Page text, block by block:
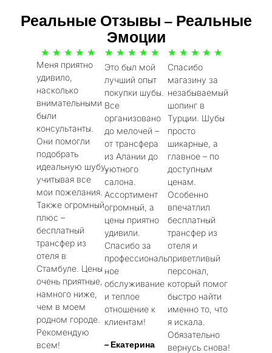
Реальные Отзывы – Реальные
Эмоции
★ ★ ★ ★ ★
Меня приятно
удивило,
насколько
внимательными
были
консультанты.
Они помогли
подобрать
идеальную шубу,
учитывая все
мои пожелания.
Также огромный
плюс –
бесплатный
трансфер из
отеля в
Стамбуле. Цены
очень приятные,
намного ниже,
чем в моем
родном городе.
Рекомендую
всем!
★ ★ ★ ★ ★5
Это был мой
лучший опыт
покупки шубы.
Все
организовано
до мелочей –
от трансфера
из Алании до
уютного
салона.
Ассортимент
огромный, а
цены приятно
удивили.
Спасибо за
профессиональ
ное
обслуживание
и теплое
отношение к
клиентам!
– Екатерина
★ ★ ★ ★ ★
Спасибо
магазину за
незабываемый
шопинг в
Турции. Шубы
просто
шикарные, а
главное – по
доступным
ценам.
Особенно
впечатлил
бесплатный
трансфер из
отеля и
приветливый
персонал,
который помог
быстро найти
именно то, что
я искала.
Обязательно
вернусь снова!